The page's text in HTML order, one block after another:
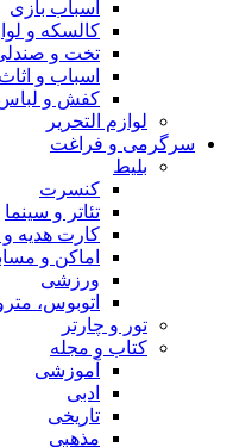
اسباب بازی
کالسکه و
تخت و
اسباب و
کفش و
لوازم التحریر
سرگرمی و فراغت
بلیط
کنسرت
تئاتر و سینما
کارت هدیه
اماکن و
ورزشی
اتوبوس،
تور و چارتر
کتاب و مجله
آموزشی
ادبی
تاریخی
مذهبی